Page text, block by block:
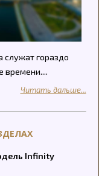
служат гораздо
времени....
Читать дальше...
Infinity